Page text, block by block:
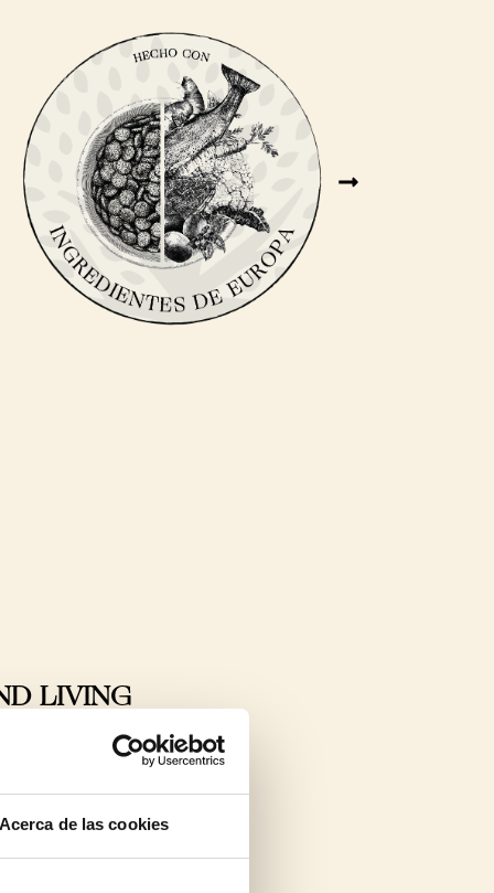
de las cookies
LIVING